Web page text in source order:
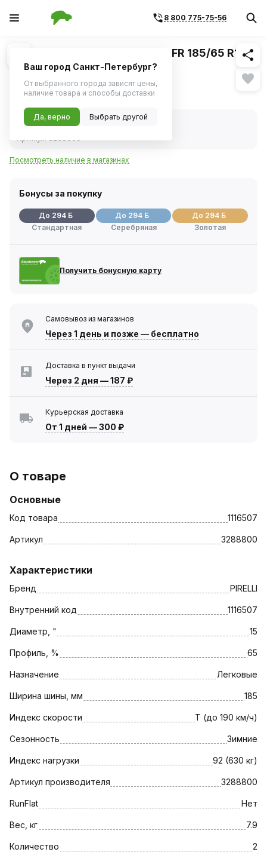
8 800 775-75-56
1/1 Похожие
Шина зимняя PIRELLI Ice Zero FR 185/65 R15
92T
5 861 ₽
В наличии
Посмотреть наличие в магазинах
Бонусы за покупку
До 294 Б
Стандартная
До 294 Б
Серебряная
До 294 Б
Золотая
Получить бонусную карту
Самовывоз из магазинов
Через 1 день и позже — бесплатно
Доставка в пункт выдачи
Через 2 дня —187 ₽
Курьерская доставка
От 1 дней —300 ₽
О товаре
Основные
Код товара 1116507
Артикул 3288800
Характеристики
Бренд PIRELLI
Внутренний код 1116507
Диаметр, " 15
Профиль, % 65
Назначение Легковые
Ширина шины, мм 185
Индекс скорости T (до 190 км/ч)
Сезонность Зимние
Индекс нагрузки 92 (630 кг)
Артикул производителя 3288800
RunFlat Нет
Вес, кг 7.9
Количество 2
Ваш город Санкт-Петербург?
От выбранного города зависят цены,
наличие товара и способы доставки
Да, верно Выбрать другой